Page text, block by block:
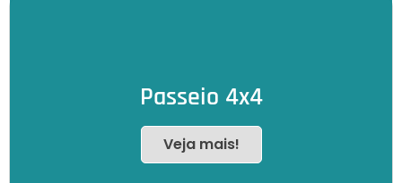
Passeio 4x4
Veja mais!